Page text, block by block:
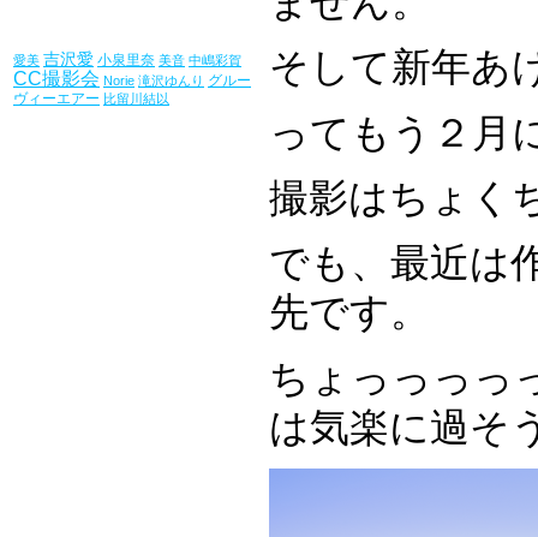
愛美 吉沢愛 小泉里奈 美音 中嶋彩賀
CC撮影会 Norie 滝沢ゆんり グルー
ヴィーエアー 比留川結以
そして新年あ
ってもう２月
撮影はちょく
でも、最近は
先です。
ちょっっっっ
は気楽に過そ